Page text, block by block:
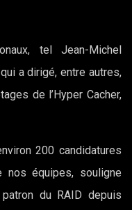
tel Jean-Michel
a dirigé, entre autres,
de l’Hyper Cacher,
200 candidatures
nos équipes, souligne
du RAID depuis